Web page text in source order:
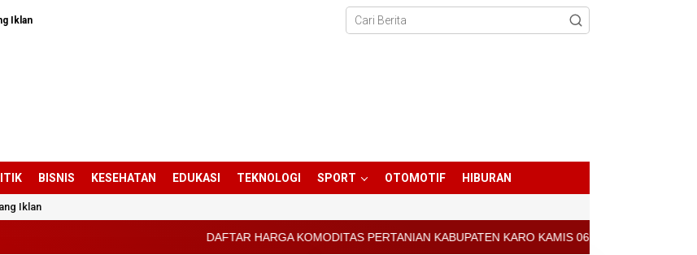
Iklan
BISNIS KESEHATAN EDUKASI TEKNOLOGI SPORT OTOMOTIF HIBURAN
Iklan
DAFTAR HARGA KOMODITAS PERTANIAN KABUPATEN KARO KAMIS 06 AGUSTUS 2026 - ARCIS